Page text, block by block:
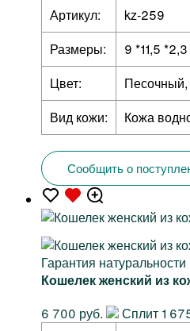
Артикул:
kz-259
Размеры:
9 *11,5
Цвет:
Вид кожи:
Кожа
Сообщить о
Гарантия
Кошелек женский из
6 700 руб.
Сплит 1